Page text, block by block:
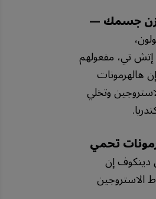
جسمك —
إتش تي، مفعولهم
هالهرمونات
وتخلي
تحمي
دينكوف إن
الاستروجين